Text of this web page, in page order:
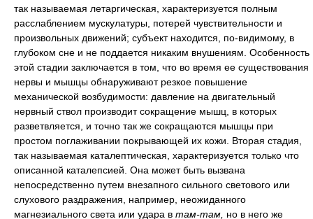
так называемая летаргическая, характеризуется полным
расслаблением мускулатуры, потерей чувствительности и
произвольных движений; субъект находится, по-видимому, в
глубоком сне и не поддается никаким внушениям. Особенность
этой стадии заключается в том, что во время ее существования
нервы и мышцы обнаруживают резкое повышение
механической возбудимости: давление на двигательный
нервный ствол производит сокращение мышц, в которых
разветвляется, и точно так же сокращаются мышцы при
простом поглаживании покрывающей их кожи. Вторая стадия,
так называемая каталептическая, характеризуется только что
описанной каталепсией. Она может быть вызвана
непосредственно путем внезапного сильного светового или
слухового раздражения, например, неожиданного
магнезиального света или удара в там-там, но в него же